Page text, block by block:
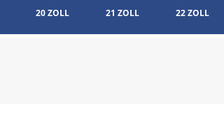
20 ZOLL 21 ZOLL 22 ZOLL